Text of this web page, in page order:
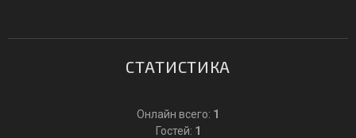
СТАТИСТИКА
Онлайн всего: 1
Гостей: 1